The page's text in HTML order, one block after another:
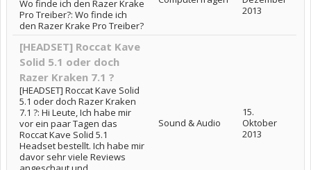
Wo finde ich den Razer Krake
Pro Treiber?: Wo finde ich
den Razer Krake Pro Treiber?
2013
[HEADSET] Roccat Kave
Solid 5.1 oder doch
Razer Kraken 7.1 ?
[HEADSET] Roccat Kave Solid
5.1 oder doch Razer Kraken
7.1 ?: Hi Leute, Ich habe mir
vor ein paar Tagen das
Roccat Kave Solid 5.1
Headset bestellt. Ich habe mir
davor sehr viele Reviews
Sound & Audio
15.
Oktober
2013